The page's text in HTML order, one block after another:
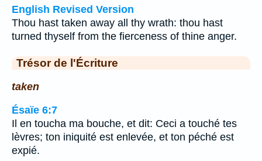
English Revised Version
Thou hast taken away all thy wrath: thou hast
turned thyself from the fierceness of thine anger.
Trésor de l'Écriture
taken
Ésaïe 6:7
Il en toucha ma bouche, et dit: Ceci a touché tes
lèvres; ton iniquité est enlevée, et ton péché est
expié.